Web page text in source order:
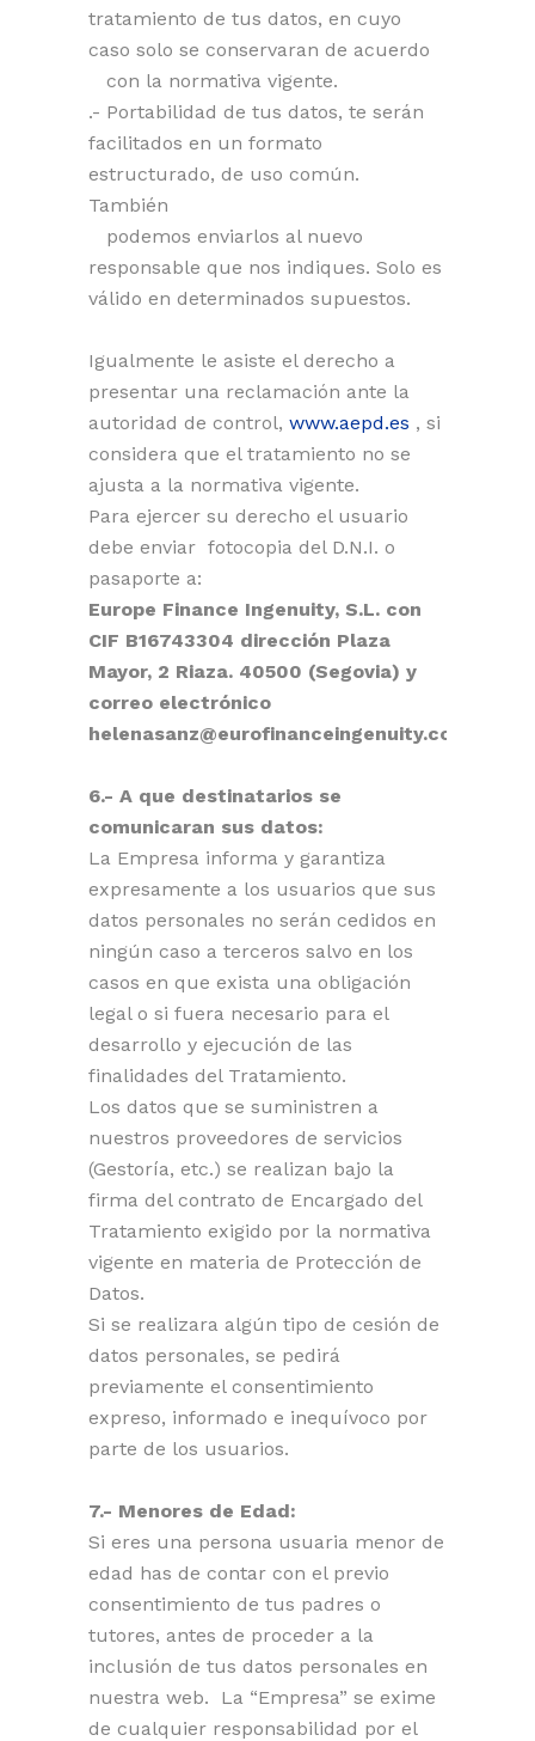
tratamiento de tus datos, en cuyo
caso solo se conservaran de acuerdo
con la normativa vigente.
.- Portabilidad de tus datos, te serán
facilitados en un formato
estructurado, de uso común.
También
podemos enviarlos al nuevo
responsable que nos indiques. Solo es
válido en determinados supuestos.
Igualmente le asiste el derecho a
presentar una reclamación ante la
autoridad de control, www.aepd.es , si
considera que el tratamiento no se
ajusta a la normativa vigente.
Para ejercer su derecho el usuario
debe enviar fotocopia del D.N.I. o
pasaporte a:
Europe Finance Ingenuity, S.L. con
CIF B16743304 dirección Plaza
Mayor, 2 Riaza. 40500 (Segovia) y
correo electrónico
helenasanz@eurofinanceingenuity.com
6.- A que destinatarios se
comunicaran sus datos:
La Empresa informa y garantiza
expresamente a los usuarios que sus
datos personales no serán cedidos en
ningún caso a terceros salvo en los
casos en que exista una obligación
legal o si fuera necesario para el
desarrollo y ejecución de las
finalidades del Tratamiento.
Los datos que se suministren a
nuestros proveedores de servicios
(Gestoría, etc.) se realizan bajo la
firma del contrato de Encargado del
Tratamiento exigido por la normativa
vigente en materia de Protección de
Datos.
Si se realizara algún tipo de cesión de
datos personales, se pedirá
previamente el consentimiento
expreso, informado e inequívoco por
parte de los usuarios.
7.- Menores de Edad:
Si eres una persona usuaria menor de
edad has de contar con el previo
consentimiento de tus padres o
tutores, antes de proceder a la
inclusión de tus datos personales en
nuestra web. La “Empresa” se exime
de cualquier responsabilidad por el